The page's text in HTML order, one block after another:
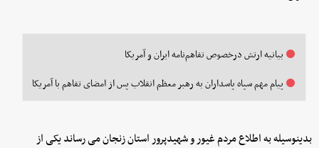
بیانیه ارتش درخصوص تفاهم‌نامه ایران و آمریکا
پیام مهم سپاه پاسداران به رهبر معظم انقلاب پس از امضای تفاهم با آمریکا
بدینوسیله به اطلاع مردم غیور و شهیدپرور استان زنجان می رساند یکی از